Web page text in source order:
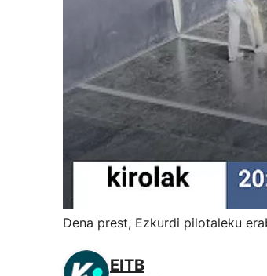
Dena prest, Ezkurdi pilotaleku
EITB